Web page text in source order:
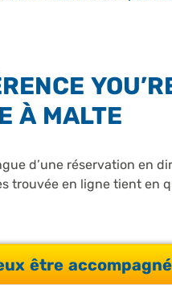
À MALTE
d’une réservation en
trouvée en ligne tient en
être accompagné